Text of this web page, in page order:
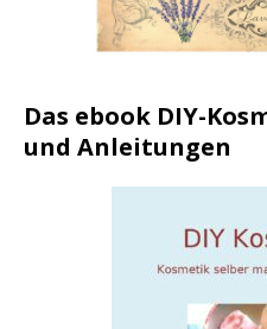
Das ebook DIY-
und Anleitungen